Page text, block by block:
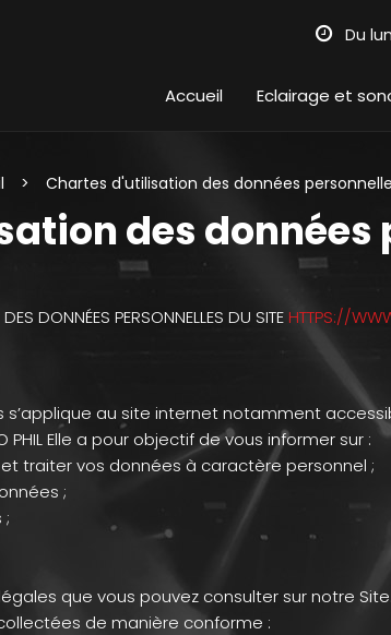
Du
Accueil Eclairage et
Chartes d'utilisation des données
des données
DONNÉES PERSONNELLES DU SITEHTTPS://
au site internet notamment
PHIL Elle a pour objectif de vous informer sur :
traiter vos données à caractère personnel ;
;
;
que vous pouvez consulter sur notre Site.
de manière conforme :